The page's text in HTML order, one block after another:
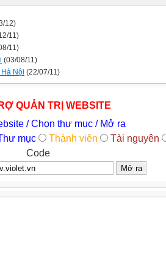
12)
11)
11)
(03/08/11)
Nội (22/07/11)
QUẢN TRỊ WEBSITE
/ Chọn thư mục / Mở ra
mục Thành viên
Tài nguyên
Code